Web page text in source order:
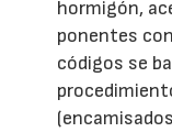
hormigón,
ponentes
códigos se